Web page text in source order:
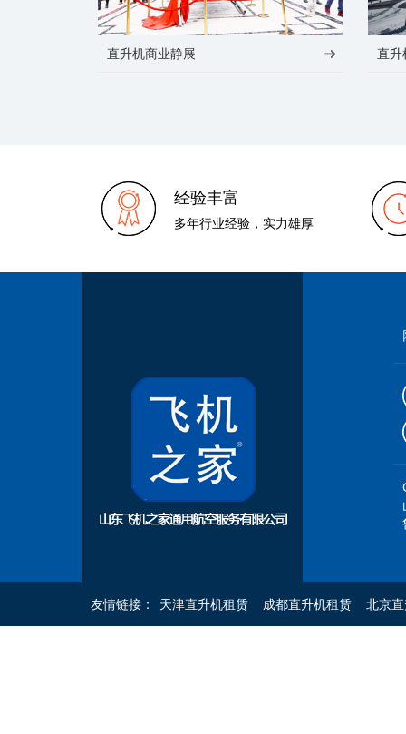
直升机商业静展 直升
经验丰富
多年行业经验，实力雄厚
友情链接： 天津直升机租赁 成都直升机租赁 北京